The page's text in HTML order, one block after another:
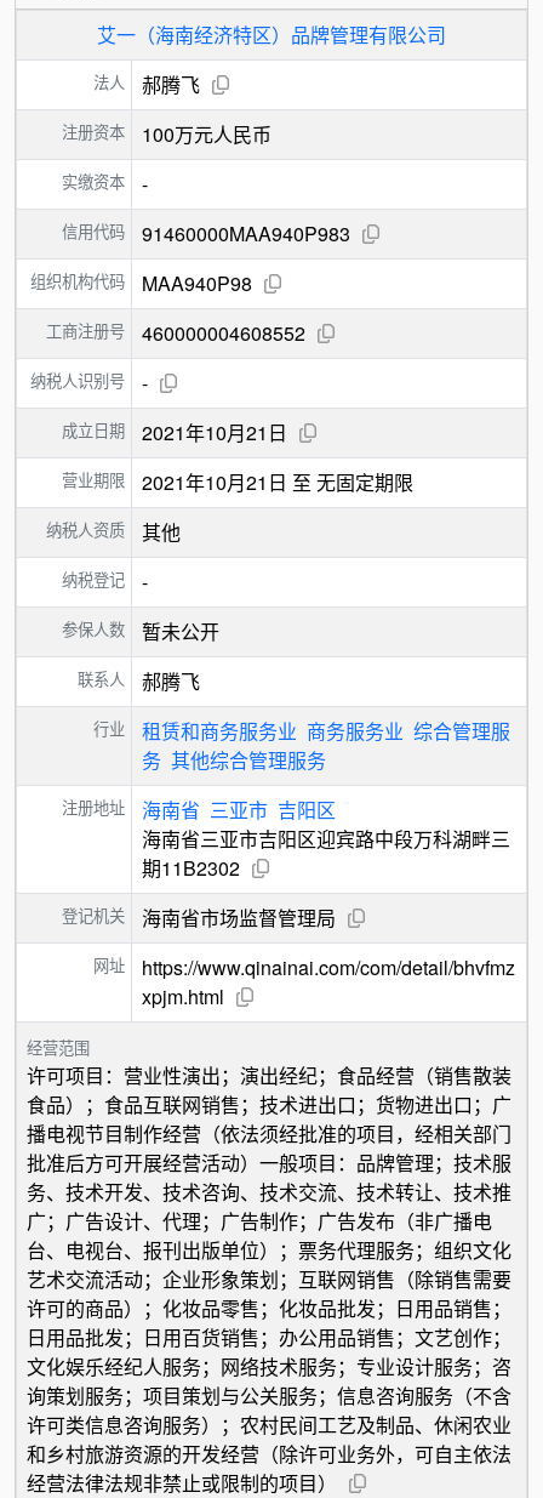
艾一（海南经济特区）品牌管理有限公司
法人 郝腾飞
注册资本 100万元人民币
实缴资本 -
信用代码 91460000MAA940P983
组织机构代码 MAA940P98
工商注册号 460000004608552
纳税人识别号 -
成立日期 2021年10月21日
营业期限 2021年10月21日 至 无固定期限
纳税人资质 其他
纳税登记 -
参保人数 暂未公开
联系人 郝腾飞
行业 租赁和商务服务业 商务服务业 综合管理服
务 其他综合管理服务
注册地址 海南省 三亚市 吉阳区
海南省三亚市吉阳区迎宾路中段万科湖畔三
期11B2302
登记机关 海南省市场监督管理局
网址
https://www.qinainai.com/com/detail/bhvfmz
xpjm.html
经营范围
许可项目：营业性演出；演出经纪；食品经营（销售散装
食品）；食品互联网销售；技术进出口；货物进出口；广
播电视节目制作经营（依法须经批准的项目，经相关部门
批准后方可开展经营活动）一般项目：品牌管理；技术服
务、技术开发、技术咨询、技术交流、技术转让、技术推
广；广告设计、代理；广告制作；广告发布（非广播电
台、电视台、报刊出版单位）；票务代理服务；组织文化
艺术交流活动；企业形象策划；互联网销售（除销售需要
许可的商品）；化妆品零售；化妆品批发；日用品销售；
日用品批发；日用百货销售；办公用品销售；文艺创作；
文化娱乐经纪人服务；网络技术服务；专业设计服务；咨
询策划服务；项目策划与公关服务；信息咨询服务（不含
许可类信息咨询服务）；农村民间工艺及制品、休闲农业
和乡村旅游资源的开发经营（除许可业务外，可自主依法
经营法律法规非禁止或限制的项目）